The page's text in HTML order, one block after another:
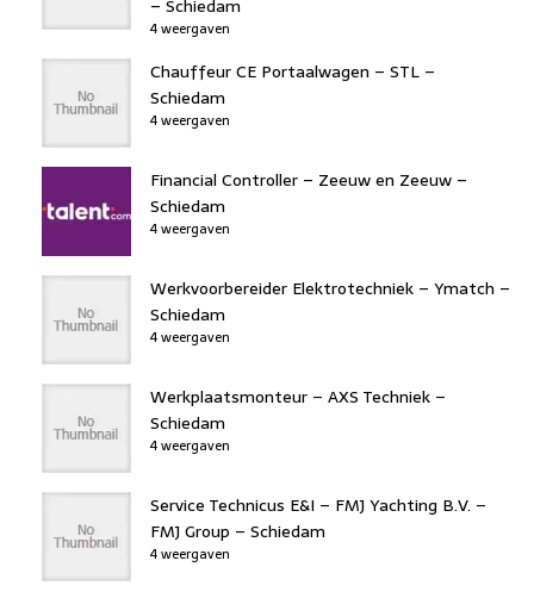
– Schiedam
4 weergaven
Chauffeur CE Portaalwagen – STL –
Schiedam
4 weergaven
Financial Controller – Zeeuw en Zeeuw –
Schiedam
4 weergaven
Werkvoorbereider Elektrotechniek – Ymatch –
Schiedam
4 weergaven
Werkplaatsmonteur – AXS Techniek –
Schiedam
4 weergaven
Service Technicus E&I – FMJ Yachting B.V. –
FMJ Group – Schiedam
4 weergaven